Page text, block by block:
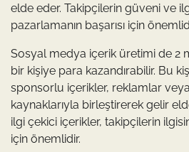
elde eder. Takipçilerin güveni ve
pazarlamanın başarısı için
Sosyal medya içerik üretimi de 2
bir kişiye para kazandırabilir. Bu
sponsorlu içerikler, reklamlar
kaynaklarıyla birleştirerek gelir
ilgi çekici içerikler, takipçilerin
için önemlidir.